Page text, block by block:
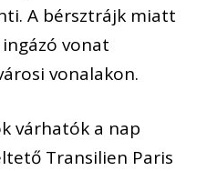
A bérsztrájk miatt
vonat
vonalakon.
várhatók a nap
Transilien Paris